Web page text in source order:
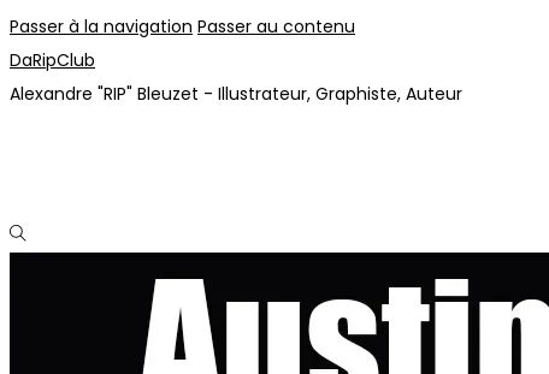
Passer à la navigation Passer au contenu
DaRipClub
Alexandre "RIP" Bleuzet - Illustrateur, Graphiste, Auteur